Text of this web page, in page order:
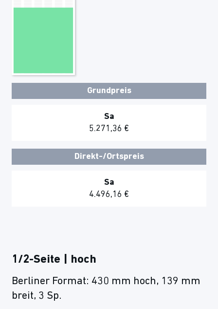
Grundpreis
Sa
5.271,36 €
Direkt-/Ortspreis
Sa
4.496,16 €
1/2-Seite | hoch
Berliner Format: 430 mm hoch, 139 mm
breit, 3 Sp.